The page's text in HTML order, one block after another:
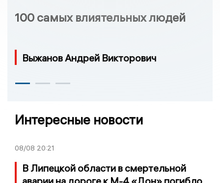
100 самых влиятельных людей
Выжанов Андрей Викторович
Интересные новости
08/08 20:21
В Липецкой области в смертельной